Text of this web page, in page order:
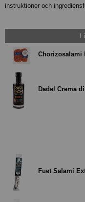
instruktioner och
Chorizosalami
Dadel Crema
Fuet Salami